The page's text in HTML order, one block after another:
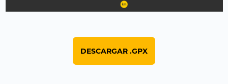
DESCARGAR .GPX